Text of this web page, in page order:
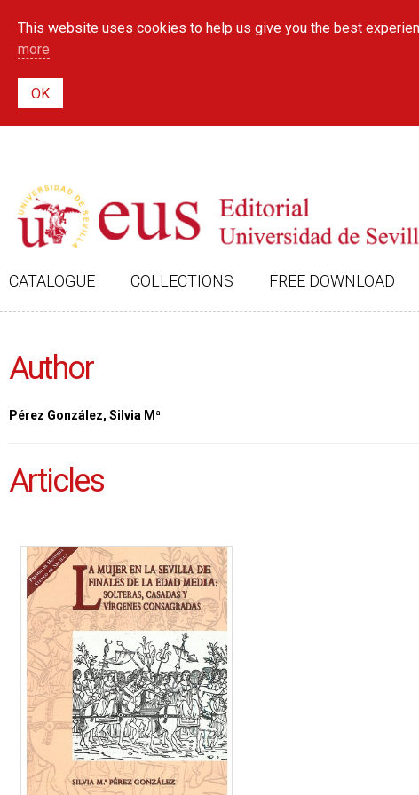
This website uses cookies to help us give you the best
more
CATALOGUE COLLECTIONS FREE DOWNLOAD
Author
Pérez González, Silvia Mª
Articles